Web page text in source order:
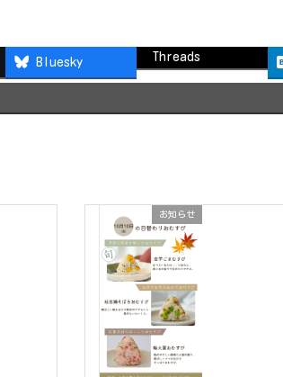
Bluesky Threads
お知らせ